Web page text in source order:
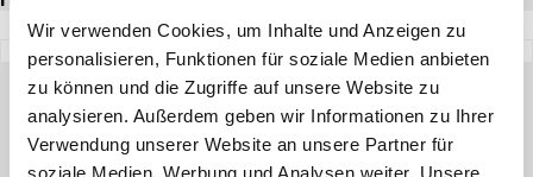
Wir verwenden Cookies, um Inhalte und Anzeigen zu
personalisieren, Funktionen für soziale Medien anbieten
zu können und die Zugriffe auf unsere Website zu
analysieren. Außerdem geben wir Informationen zu Ihrer
Verwendung unserer Website an unsere Partner für
soziale Medien, Werbung und Analysen weiter. Unsere
SCHNAPSKARTEN DOPPELDEUTSCH 24 BLATT
18,37*
10 Stück (€ 1,84 / Stück)